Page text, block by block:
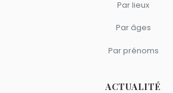
Par lieux
Par âges
Par prénoms
ACTUALITÉ